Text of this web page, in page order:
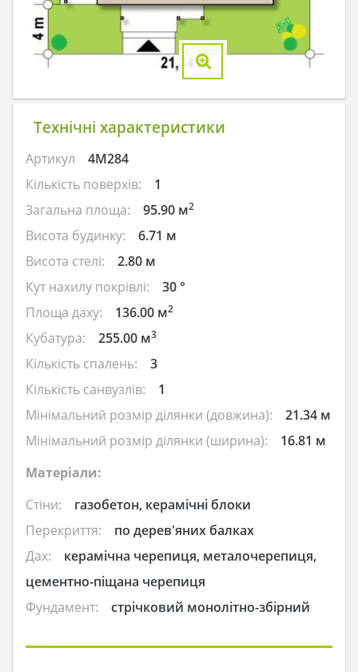
Технічні характеристики
Артикул
4M284
Кількість поверхів:
1
Загальна площа:
95.90 м2
Висота будинку:
6.71 м
Висота стелі:
2.80 м
Кут нахилу покрівлі:
30 °
Площа даху:
136.00 м2
Кубатура: 255.00 м3
Кількість спалень:
3
Кількість санвузлів:
1
Мінімальний розмір ділянки (довжина):
21.34 м
Мінімальний розмір ділянки (ширина):
16.81 м
Матеріали:
Стіни:
газобетон, керамічні блоки
Перекриття:
по дерев'яних балках
Дах:
керамічна черепиця, металочерепиця,
цементно-піщана черепиця
Фундамент:
стрічковий монолітно-збірний